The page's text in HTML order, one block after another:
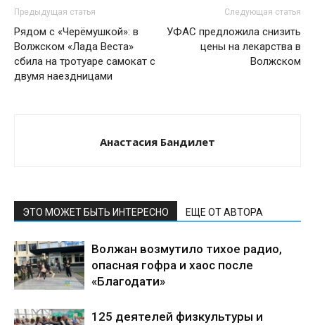
Предыдущая статья
Рядом с «Черёмушкой»: в
Волжском «Лада Веста»
сбила на тротуаре самокат с
двумя наездницами
Следующая статья
УФАС предложила снизить
цены на лекарства в
Волжском
Анастасия Бандилет
ЭТО МОЖЕТ БЫТЬ ИНТЕРЕСНО ЕЩЕ ОТ АВТОРА
Волжан возмутило тихое радио,
опасная гофра и хаос после
«Благодати»
125 деятелей физкультуры и